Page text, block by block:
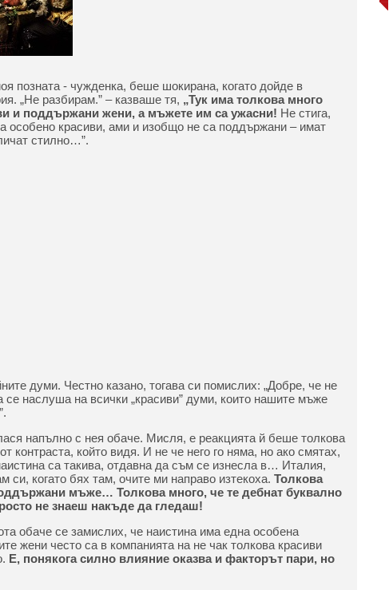
позната - чужденка, беше шокирана, когато дойде в
„Не разбирам.” – казваше тя, „Тук има толкова много
и поддържани жени, а мъжете им са ужасни! Не стига,
особено красиви, ами и изобщо не са поддържани – имат
стилно…”.
думи. Честно казано, тогава си помислих: „Добре, че не
се наслуша на всички „красиви” думи, които нашите мъже
напълно с нея обаче. Мисля, е реакцията й беше толкова
контраста, който видя. И не че него го няма, но ако смятах,
са такива, отдавна да съм се изнесла в… Италия,
си, когато бях там, очите ми направо изтекоха. Толкова
мъже… Толкова много, че те дебнат буквално
не знаеш накъде да гледаш!
обаче се замислих, че наистина има една особена
жени често са в компанията на не чак толкова красиви
Е, понякога силно влияние оказва и факторът пари, но